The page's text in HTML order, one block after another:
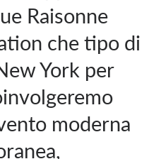
Raisonne
che tipo di
York per
moderna